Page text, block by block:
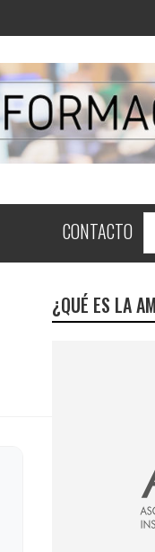
CONTACTO
¿QUÉ ES LA